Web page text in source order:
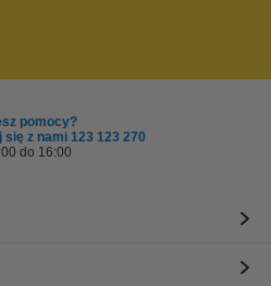
pomocy?
z nami 123 123 270
do 16:00